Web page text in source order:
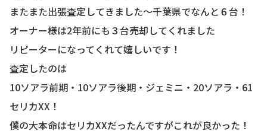
またまた出張査定してきました〜千葉県でなんと６台！
オーナー様は2年前にも３台売却してくれました
リピーターになってくれて嬉しいです！
査定したのは
10ソアラ前期・10ソアラ後期・ジェミニ・20ソアラ・61
セリカXX！
僕の大本命はセリカXXだったんですがこれが良かった！